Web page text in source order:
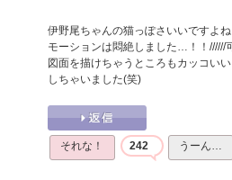
伊野尾ちゃんの猫っぽさいいですよ
モーションは悶絶しました…！！//////
図面を描けちゃうところもカッコい
しちゃいました(笑)
それな！ 242 うーん…